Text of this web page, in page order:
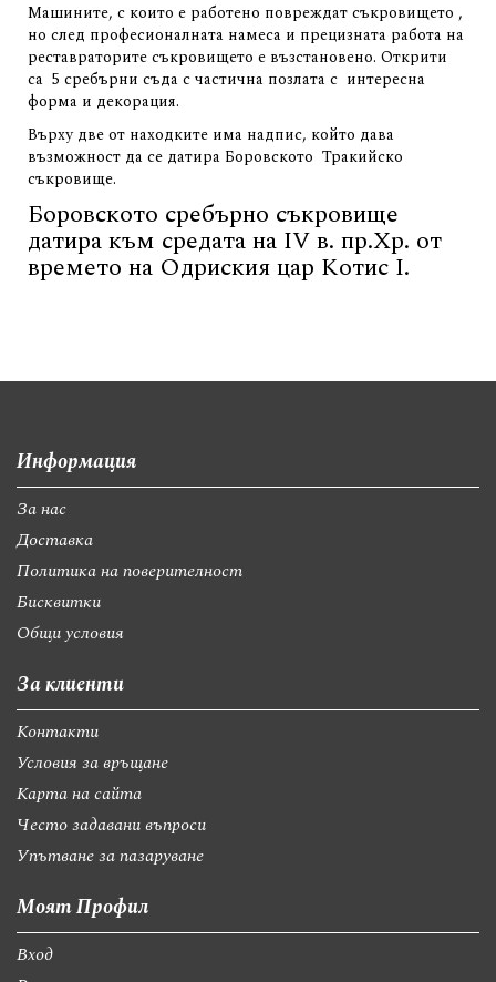
Машините, с които е работено повреждат съкровището ,
но след професионалната намеса и прецизната работа на
реставраторите съкровището е възстановено. Открити
са 5 сребърни съда с частична позлата с интересна
форма и декорация.
Върху две от находките има надпис, който дава
възможност да се датира Боровското Тракийско
съкровище.
Боровското сребърно съкровище
датира към средата на IV в. пр.Хр. от
времето на Одриския цар Котис I.
Информация
За нас
Доставка
Политика на поверителност
Бисквитки
Общи условия
За клиенти
Контакти
Условия за връщане
Карта на сайта
Често задавани въпроси
Упътване за пазаруване
Моят Профил
Вход